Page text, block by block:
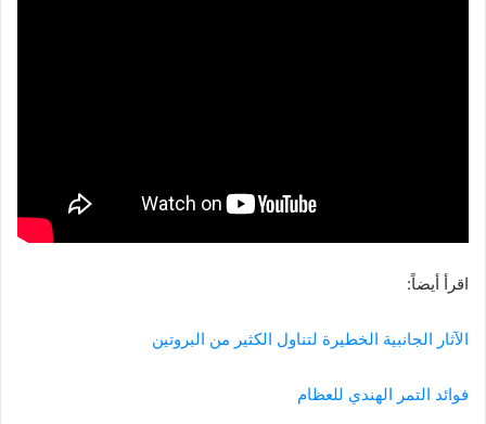
اقرأ أيضاً:
الآثار الجانبية الخطيرة لتناول الكثير من البروتين
فوائد التمر الهندي للعظام